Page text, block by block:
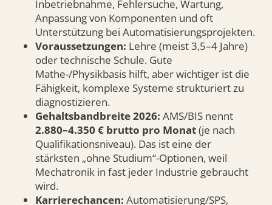
Inbetriebnahme, Fehlersuche, Wartung,
Anpassung von Komponenten und oft
Unterstützung bei Automatisierungsprojekten.
Voraussetzungen: Lehre (meist 3,5–4 Jahre)
oder technische Schule. Gute
Mathe-/Physikbasis hilft, aber wichtiger ist die
Fähigkeit, komplexe Systeme strukturiert zu
diagnostizieren.
Gehaltsbandbreite 2026: AMS/BIS nennt
2.880–4.350 € brutto pro Monat(je nach
Qualifikationsniveau). Das ist eine der
stärksten „ohne Studium“-Optionen, weil
Mechatronik in fast jeder Industrie gebraucht
wird.
Karrierechancen: Automatisierung/SPS,